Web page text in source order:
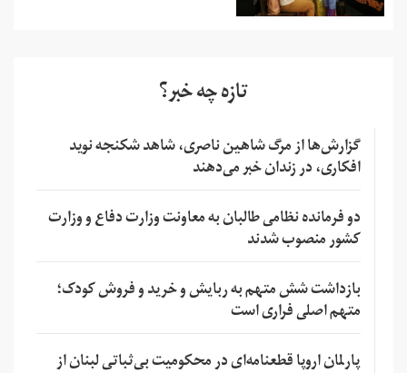
تازه چه خبر؟
گزارش‌ها از مرگ شاهین ناصری، شاهد شکنجه نوید
افکاری، در زندان خبر می‌دهند
دو فرمانده نظامی طالبان به معاونت وزارت دفاع و وزارت
کشور منصوب شدند
بازداشت شش متهم به ربایش و خرید و فروش کودک؛
متهم اصلی فراری است
پارلمان اروپا قطعنامه‌ای در محکومیت بی‌ثباتی لبنان از